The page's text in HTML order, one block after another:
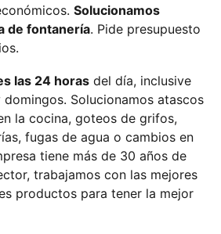
Solucionamos
de fontanería. Pide presupuesto
las 24 horas del día, inclusive
Solucionamos atascos
la cocina, goteos de grifos,
fugas de agua o cambios en
tiene más de 30 años de
trabajamos con las mejores
productos para tener la mejor